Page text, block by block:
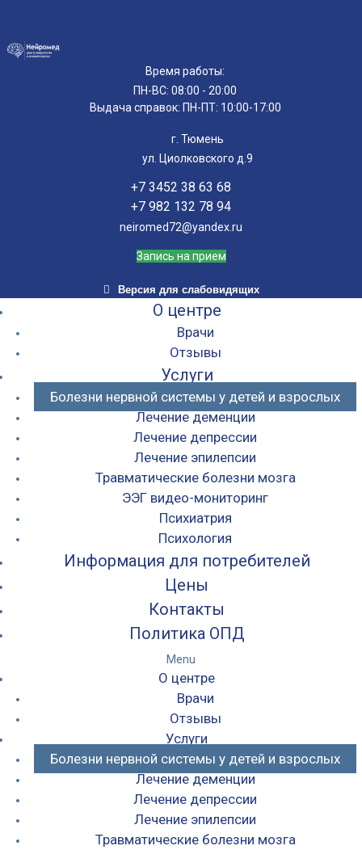
Время работы:
ПН-ВС: 08:00 - 20:00
Выдача справок: ПН-ПТ: 10:00-17:00
г. Тюмень
ул. Циолковского д.9
+7 3452 38 63 68
+7 982 132 78 94
neiromed72@yandex.ru
Запись на прием
Версия для слабовидящих
О центре
Врачи
Отзывы
Услуги
Болезни нервной системы у детей и взрослых
Лечение деменции
Лечение депрессии
Лечение эпилепсии
Травматические болезни мозга
ЭЭГ видео-мониторинг
Психиатрия
Психология
Информация для потребителей
Цены
Контакты
Политика ОПД
Menu
О центре
Врачи
Отзывы
Услуги
Болезни нервной системы у детей и взрослых
Лечение деменции
Лечение депрессии
Лечение эпилепсии
Травматические болезни мозга